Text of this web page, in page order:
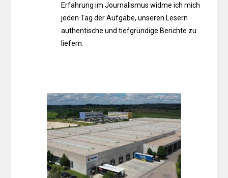
Erfahrung im Journalismus widme ich mich
jeden Tag der Aufgabe, unseren Lesern
authentische und tiefgründige Berichte zu
liefern.